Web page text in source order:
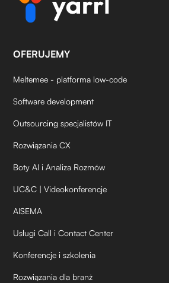
OFERUJEMY
Meltemee - platforma low-code
Software development
Outsourcing specjalistów IT
Rozwiązania CX
Boty AI i Analiza Rozmów
UC&C | Videokonferencje
AISEMA
Usługi Call i Contact Center
Konferencje i szkolenia
Rozwiązania dla branż